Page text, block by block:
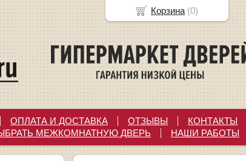
ОПЛАТА И ДОСТАВКА ОТЗЫВЫ КОНТАКТЫ
МЕЖКОМНАТНУЮ ДВЕРЬ НАШИ РАБОТЫ
Корзина (0)